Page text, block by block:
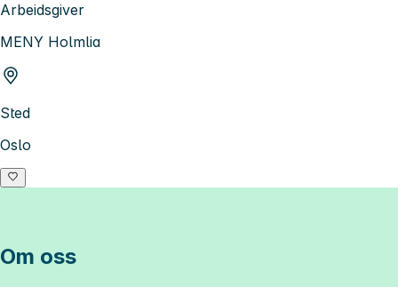
Arbeidsgiver
MENY Holmlia
Sted
Oslo
Om oss